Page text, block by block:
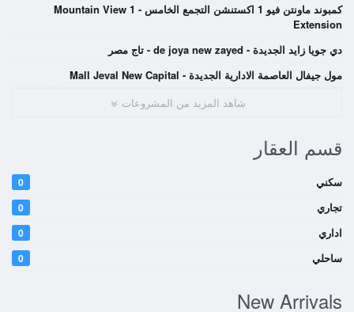
كمبوند ماونتن فيو 1 اكستنشن التجمع الخامس - Mountain View 1
Extension
دي جويا زايد الجديدة - de joya new zayed - تاج مصر
مول جيفال العاصمة الادارية الجديدة - Mall Jeval New Capital
شاهد المزيد من المشروعات
قسم العقار
سكني 0
تجاري 0
اداري 0
ساحلي 0
New Arrivals